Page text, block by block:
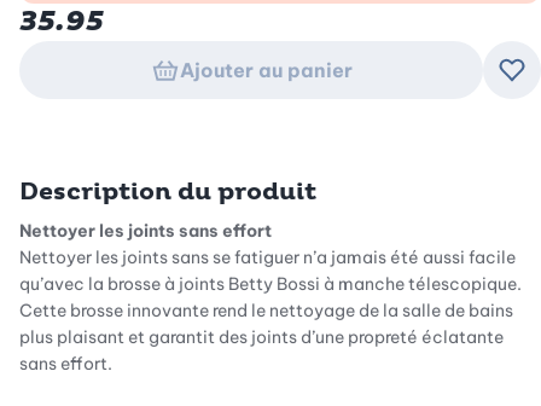
35.95
Ajouter au panier
Description du produit
Nettoyer les joints sans effort
Nettoyer les joints sans se fatiguer n’a jamais été aussi facile
qu’avec la brosse à joints Betty Bossi à manche télescopique.
Cette brosse innovante rend le nettoyage de la salle de bains
plus plaisant et garantit des joints d’une propreté éclatante
sans effort.